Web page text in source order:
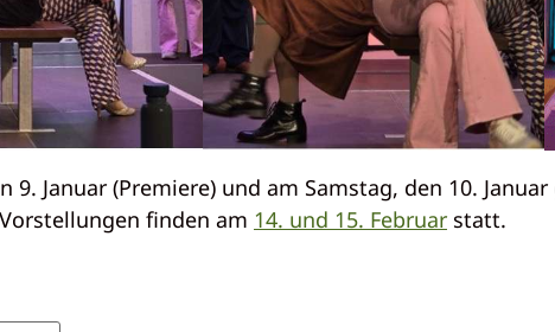
9. Januar (Premiere) und am Samstag, den 10.
finden am 14. und 15. Februar statt.